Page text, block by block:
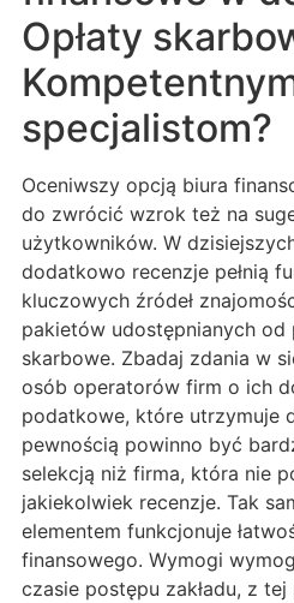
Opłaty
specjalistom?
Oceniwszy opcją biura
do zwrócić wzrok też na
użytkowników. W
dodatkowo recenzje pełnią
kluczowych źródeł
pakietów udostępnianych od
skarbowe. Zbadaj zdania w
osób operatorów firm o ich
podatkowe, które utrzymuje
pewnością powinno być
selekcją niż firma, która nie
jakiekolwiek recenzje. Tak
elementem funkcjonuje
finansowego. Wymogi
czasie postępu zakładu, z